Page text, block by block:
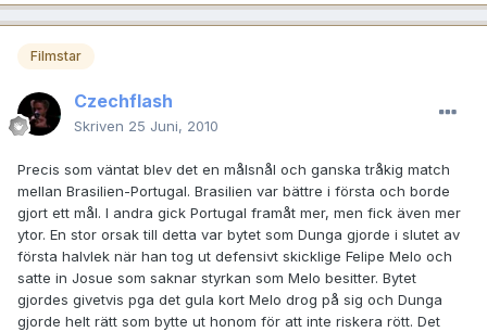
Filmstar
Czechflash
Skriven 25 Juni, 2010
Precis som väntat blev det en målsnål och ganska tråkig match
mellan Brasilien-Portugal. Brasilien var bättre i första och borde
gjort ett mål. I andra gick Portugal framåt mer, men fick även mer
ytor. En stor orsak till detta var bytet som Dunga gjorde i slutet av
första halvlek när han tog ut defensivt skicklige Felipe Melo och
satte in Josue som saknar styrkan som Melo besitter. Bytet
gjordes givetvis pga det gula kort Melo drog på sig och Dunga
gjorde helt rätt som bytte ut honom för att inte riskera rött. Det